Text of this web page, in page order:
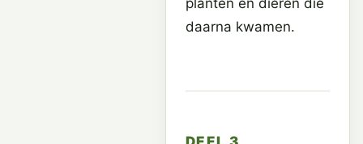
daarna kwamen.